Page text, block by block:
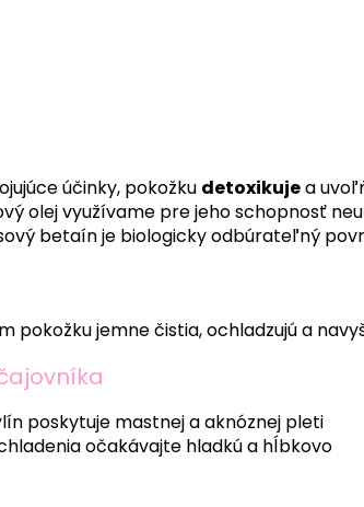
účinky, pokožku detoxikujea
olej využívame pre jeho schopnosť
betaín je biologicky odbúrateľný
pokožku jemne čistia, ochladzujú a
poskytuje mastnej a aknóznej pleti
očakávajte hladkú a hĺbkovo